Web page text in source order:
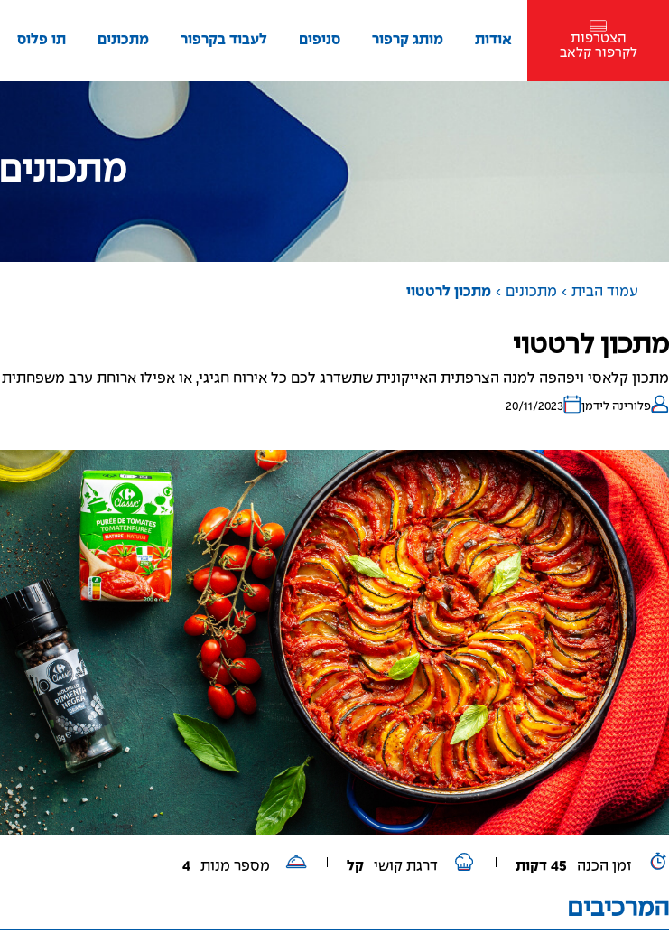
הצטרפות
לקרפור קלאב
אודות מותג קרפור סניפים לעבוד בקרפור מתכונים תו פלוס
מתכונים
עמוד הבית › מתכונים › מתכון לרטטוי
מתכון לרטטוי
מתכון קלאסי ויפהפה למנה הצרפתית האייקונית שתשדרג לכם כל אירוח חגיגי, או אפילו ארוחת ערב משפחתית
פלורינה לידמן 20/11/2023
זמן הכנה 45 דקות דרגת קושי קל מספר מנות 4
המרכיבים